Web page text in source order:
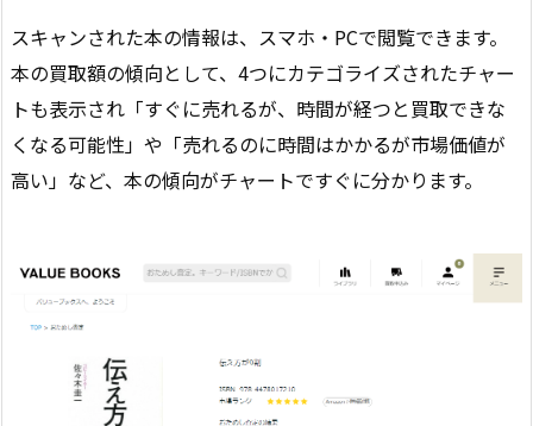
スキャンされた本の情報は、スマホ・PCで閲覧できます。
本の買取額の傾向として、4つにカテゴライズされたチャー
トも表示され「すぐに売れるが、時間が経つと買取できな
くなる可能性」や「売れるのに時間はかかるが市場価値が
高い」など、本の傾向がチャートですぐに分かります。